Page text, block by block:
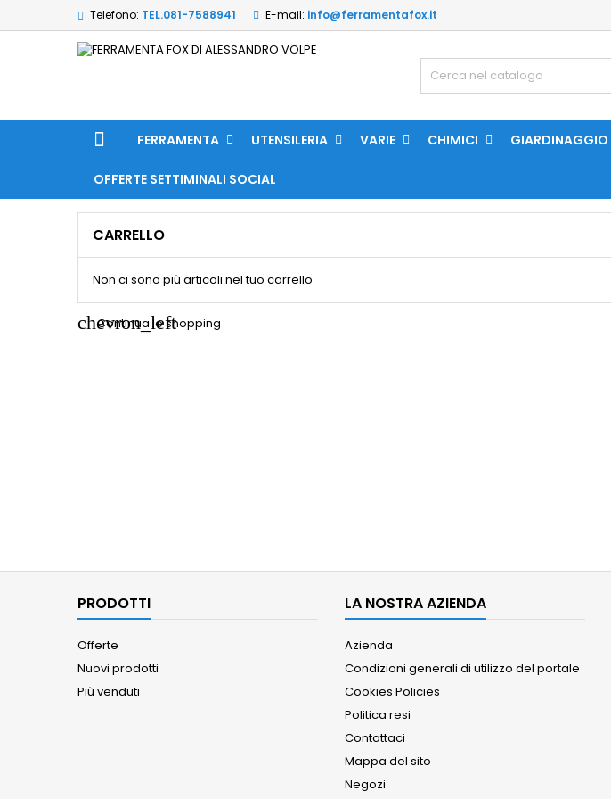
Telefono: TEL.081-7588941 E-mail: info@ferramentafox.it
FERRAMENTA UTENSILERIA VARIE CHIMICI GIARDINAGGIO
OFFERTE SETTIMINALI SOCIAL
CARRELLO
Non ci sono più articoli nel tuo carrello
chevron_left
Continua lo shopping
PRODOTTI
Offerte
Nuovi prodotti
Più venduti
LA NOSTRA AZIENDA
Azienda
Condizioni generali di utilizzo del portale
Cookies Policies
Politica resi
Contattaci
Mappa del sito
Negozi